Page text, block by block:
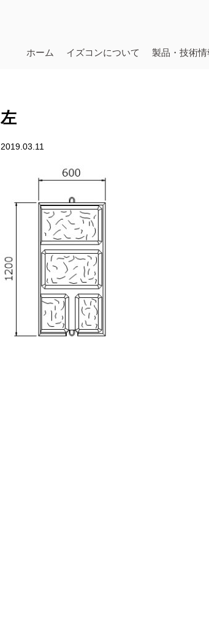
ホーム イズコンについて 製品・技術情
左
2019.03.11